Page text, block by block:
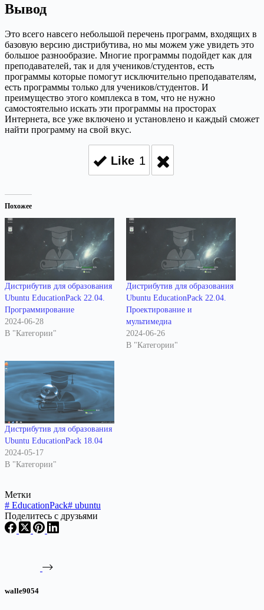
Вывод
Это всего навсего небольшой перечень программ, входящих в
базовую версию дистрибутива, но мы можем уже увидеть это
большое разнообразие. Многие программы подойдет как для
преподавателей, так и для учеников/студентов, есть
программы которые помогут исключительно преподавателям,
есть программы только для учеников/студентов. И
преимущество этого комплекса в том, что не нужно
самостоятельно искать эти программы на просторах
Интернета, все уже включено и установлено и каждый сможет
найти программу на свой вкус.
Like 1
Похожее
Дистрибутив для образования
Ubuntu EducationPack 22.04.
Программирование
2024-06-28
В "Категории"
Дистрибутив для образования
Ubuntu EducationPack 22.04.
Проектирование и
мультимедиа
2024-06-26
В "Категории"
Дистрибутив для образования
Ubuntu EducationPack 18.04
2024-05-17
В "Категории"
Метки
# EducationPack# ubuntu
Поделитесь с друзьями
walle9054